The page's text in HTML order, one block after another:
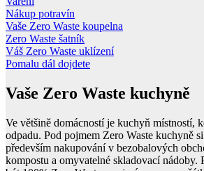
Nákup potravín
Vaše Zero Waste koupelna
Zero Waste šatník
Váš Zero Waste uklízení
Pomalu dál dojdete
Vaše Zero Waste kuchyně
Ve většině domácností je kuchyň místností,
odpadu. Pod pojmem Zero Waste kuchyně
především nakupování v bezobalových
kompostu a omyvatelné skladovací nádoby.